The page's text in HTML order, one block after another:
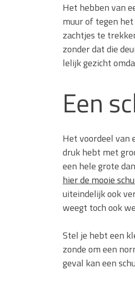
Het hebben van
muur of tegen
zachtjes te
zonder dat die
lelijk gezicht
Een
Het voordeel van
druk hebt met
een hele grote
hier de mooie
uiteindelijk ook
weegt toch ook
Stel je hebt een
zonde om een
geval kan een